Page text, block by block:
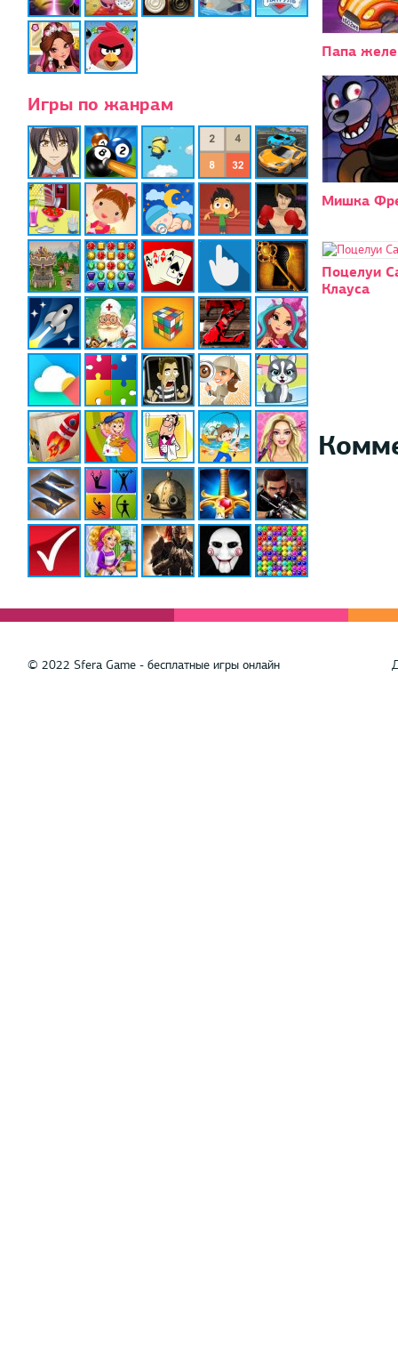
Игры по жанрам
Папа желе
Мишка
Поцелуи
Клауса
© 2022 Sfera Game - бесплатные игры онлайн